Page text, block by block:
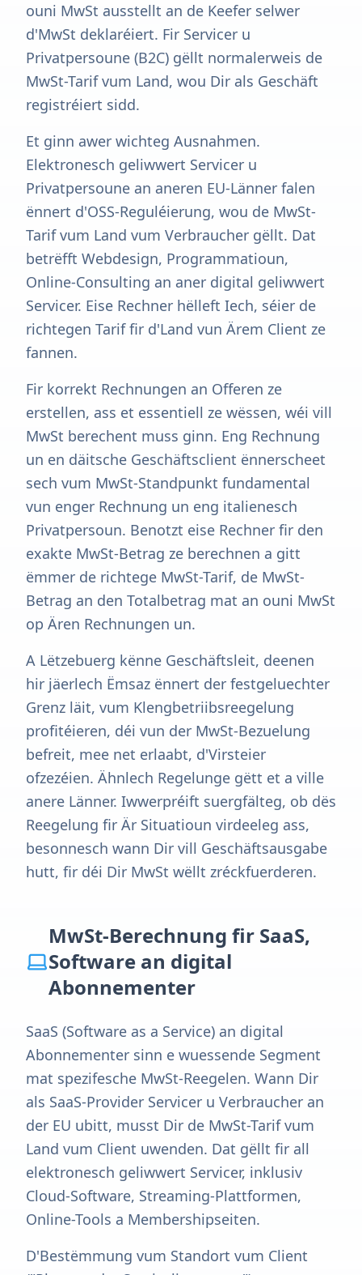
ouni MwSt ausstellt an de Keefer selwer
d'MwSt deklaréiert. Fir Servicer u
Privatpersoune (B2C) gëllt normalerweis de
MwSt-Tarif vum Land, wou Dir als Geschäft
registréiert sidd.
Et ginn awer wichteg Ausnahmen.
Elektronesch geliwwert Servicer u
Privatpersoune an aneren EU-Länner falen
ënnert d'OSS-Reguléierung, wou de MwSt-
Tarif vum Land vum Verbraucher gëllt. Dat
betrëfft Webdesign, Programmatioun,
Online-Consulting an aner digital geliwwert
Servicer. Eise Rechner hëlleft Iech, séier de
richtegen Tarif fir d'Land vun Ärem Client ze
fannen.
Fir korrekt Rechnungen an Offeren ze
erstellen, ass et essentiell ze wëssen, wéi vill
MwSt berechent muss ginn. Eng Rechnung
un en däitsche Geschäftsclient ënnerscheet
sech vum MwSt-Standpunkt fundamental
vun enger Rechnung un eng italienesch
Privatpersoun. Benotzt eise Rechner fir den
exakte MwSt-Betrag ze berechnen a gitt
ëmmer de richtege MwSt-Tarif, de MwSt-
Betrag an den Totalbetrag mat an ouni MwSt
op Ären Rechnungen un.
A Lëtzebuerg kënne Geschäftsleit, deenen
hir jäerlech Ëmsaz ënnert der festgeluechter
Grenz läit, vum Klengbetriibsreegelung
profitéieren, déi vun der MwSt-Bezuelung
befreit, mee net erlaabt, d'Virsteier
ofzezéien. Ähnlech Regelunge gëtt et a ville
anere Länner. Iwwerpréift suergfälteg, ob dës
Reegelung fir Är Situatioun virdeeleg ass,
besonnesch wann Dir vill Geschäftsausgabe
hutt, fir déi Dir MwSt wëllt zréckfuerderen.
MwSt-Berechnung fir SaaS,
Software an digital
Abonnementer
SaaS (Software as a Service) an digital
Abonnementer sinn e wuessende Segment
mat spezifesche MwSt-Reegelen. Wann Dir
als SaaS-Provider Servicer u Verbraucher an
der EU ubitt, musst Dir de MwSt-Tarif vum
Land vum Client uwenden. Dat gëllt fir all
elektronesch geliwwert Servicer, inklusiv
Cloud-Software, Streaming-Plattformen,
Online-Tools a Membershipseiten.
D'Bestëmmung vum Standort vum Client